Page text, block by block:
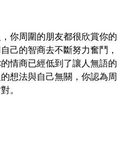
你周圍的朋友都很欣賞你的
己的智商去不斷努力奮鬥，
情商已經低到了讓人無語的
想法與自己無關，你認為周
。